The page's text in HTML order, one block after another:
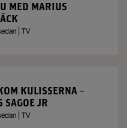
MED MARIUS
| TV
KULISSERNA –
SAGOE JR
| TV